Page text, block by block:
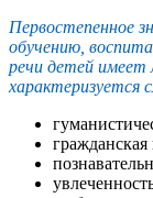
Первостепенное
обучению,
речи детей имеет
характеризуется
гражданская